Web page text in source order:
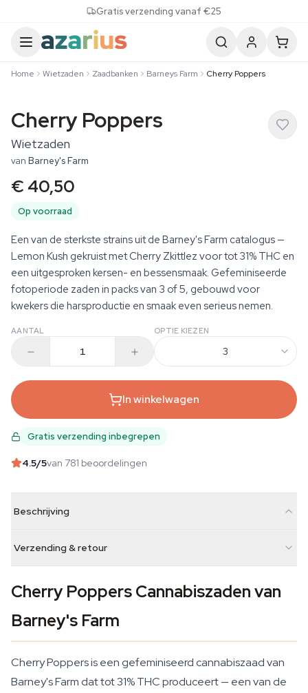
Gratis verzending vanaf €25
Home Wietzaden Zaadbanken Barneys Farm Cherry Poppers
Cherry Poppers
Wietzaden
van Barney's Farm
€ 40,50
Op voorraad
Een van de sterkste strains uit de Barney's Farm catalogus —
Lemon Kush gekruist met Cherry Zkittlez voor tot 31% THC en
een uitgesproken kersen- en bessensmaak. Gefeminiseerde
fotoperiode zaden in packs van 3 of 5, gebouwd voor
kwekers die harsproductie en smaak even serieus nemen.
AANTAL OPTIE KIEZEN
3
In winkelwagen
Gratis verzending inbegrepen
4.5/5van 781 beoordelingen
Beschrijving
Verzending & retour
Cherry Poppers Cannabiszaden van
Barney's Farm
Cherry Poppers is een gefeminiseerd cannabiszaad van
Barney's Farm dat tot 31% THC produceert — een van de